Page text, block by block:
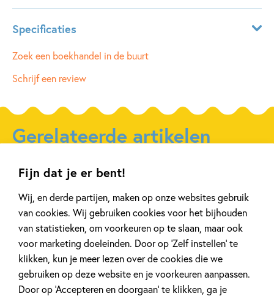
Fijn dat je er bent!
Wij, en derde partijen, maken op onze websites gebruik
van cookies. Wij gebruiken cookies voor het bijhouden
van statistieken, om voorkeuren op te slaan, maar ook
voor marketing doeleinden. Door op ‘Zelf instellen’ te
klikken, kun je meer lezen over de cookies die we
gebruiken op deze website en je voorkeuren aanpassen.
Door op ‘Accepteren en doorgaan’ te klikken, ga je
tanden in kunnen zetten.
Dit boek is bedoeld voor kinderen in groep 5.
Specificaties
Leeftijdsindicatie: 8 - 10 jaar
ISBN:
9789048749027
Type:
Paperback
Auteur(s):
Prijs: 8,00
Verschijningsdatum:
Kenmerken van dit boek
9 – 12 jaar
Zoek een boekhandel in de buurt
Schrijf een review
Gerelateerde artikelen
20 APRIL 2026
Oplossing ‘De schaduwroof’
puzzel!
Achtergrond
27 FEBRUARI 2026
Ons
regent ganzen’